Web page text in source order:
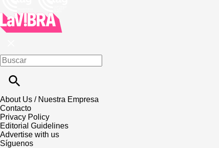
About Us / Nuestra Empresa
Contacto
Privacy Policy
Editorial Guidelines
Advertise with us
Síguenos